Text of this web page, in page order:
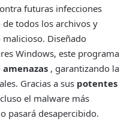
futuras infecciones
todos los archivos y
Diseñado
Windows, este programa
, garantizando la
Gracias a sus potentes
el malware más
pasará desapercibido.